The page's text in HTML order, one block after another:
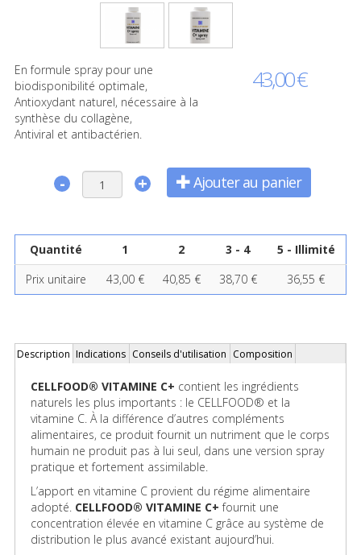
En formule spray pour une
biodisponibilité optimale,
Antioxydant naturel, nécessaire à la
synthèse du collagène,
Antiviral et antibactérien.
43,00 €
- + Ajouter au panier
Quantité 1 2 3 - 4
5 - Illimité
Prix unitaire
43,00 € 40,85 € 38,70 € 36,55 €
Onglets
Description
actif)
Indications Conseils d'utilisation Composition
CELLFOOD® VITAMINE C+ contient les ingrédients
naturels les plus importants : le CELLFOOD® et la
vitamine C. À la différence d’autres compléments
alimentaires, ce produit fournit un nutriment que le corps
humain ne produit pas à lui seul, dans une version spray
pratique et fortement assimilable.
L’apport en vitamine C provient du régime alimentaire
adopté. CELLFOOD® VITAMINE C+ fournit une
concentration élevée en vitamine C grâce au système de
distribution le plus avancé existant aujourd’hui.